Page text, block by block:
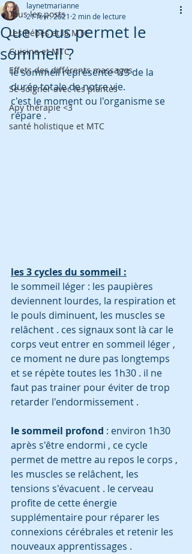
Tous les posts
Les bébés et la MTC
Cuisine et MTC
Effets des différents massages
Se soigner avec les plantes
Apy thérapie <3
santé holistique et MTC
Que nous permet le
sommeil ?
laynetmarianne
21 févr. 2021 2 min de lecture
le sommeil représente 1/3 de la
durée totale de notre vie.
c'est le moment ou l'organisme se
répare .
les 3 cycles du sommeil :
le sommeil léger : les paupières
deviennent lourdes, la respiration et
le pouls diminuent, les muscles se
relâchent . ces signaux sont là car le
corps veut entrer en sommeil léger ,
ce moment ne dure pas longtemps
et se répète toutes les 1h30 . il ne
faut pas trainer pour éviter de trop
retarder l'endormissement .
le sommeil profond : environ 1h30
après s'être endormi , ce cycle
permet de mettre au repos le corps ,
les muscles se relâchent, les
tensions s'évacuent . le cerveau
profite de cette énergie
supplémentaire pour réparer les
connexions cérébrales et retenir les
nouveaux apprentissages .